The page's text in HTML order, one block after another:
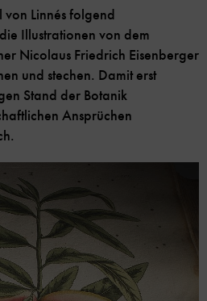
Linnés folgend
Illustrationen von dem
Nicolaus Friedrich Eisenberger
und stechen. Damit erst
Stand der Botanik
Ansprüchen